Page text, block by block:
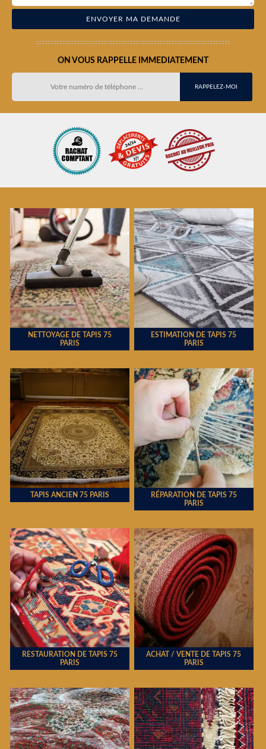
ON VOUS RAPPELLE IMMEDIATEMENT
NETTOYAGE DE TAPIS 75
PARIS
ESTIMATION DE TAPIS 75
PARIS
TAPIS ANCIEN 75 PARIS
RÉPARATION DE TAPIS 75
PARIS
RESTAURATION DE TAPIS 75
PARIS
ACHAT / VENTE DE TAPIS 75
PARIS